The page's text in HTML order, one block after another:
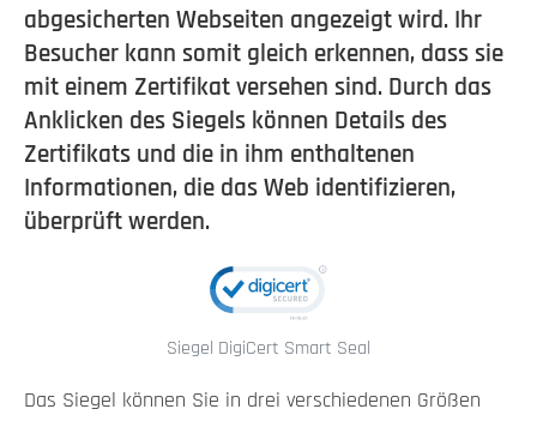
abgesicherten Webseiten angezeigt wird. Ihr
Besucher kann somit gleich erkennen, dass sie
mit einem Zertifikat versehen sind. Durch das
Anklicken des Siegels können Details des
Zertifikats und die in ihm enthaltenen
Informationen, die das Web identifizieren,
überprüft werden.
Siegel DigiCert Smart Seal
Das Siegel können Sie in drei verschiedenen Größen